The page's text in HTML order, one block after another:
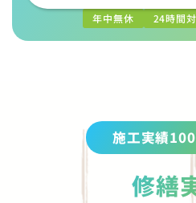
年中無休 24時間
施工実績
修繕